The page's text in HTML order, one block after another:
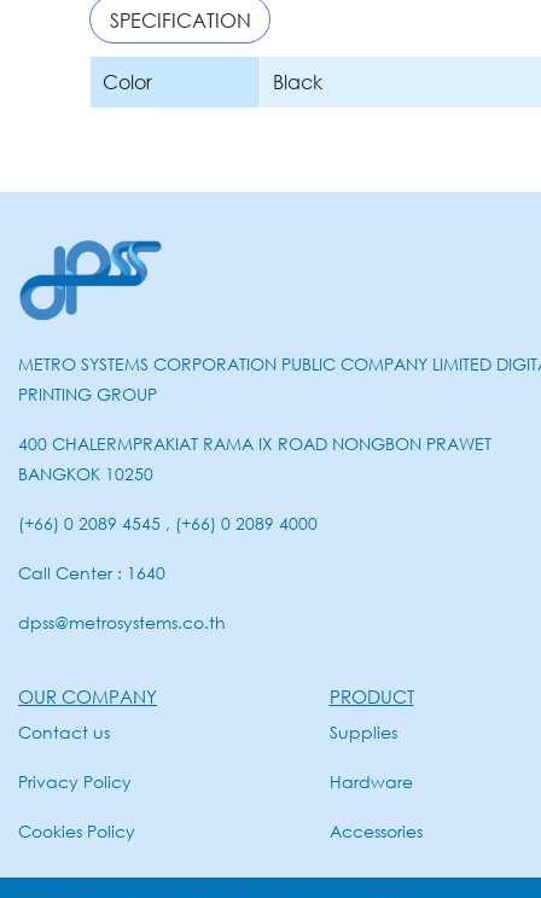
SPECIFICATION
Color Black
METRO SYSTEMS CORPORATION PUBLIC COMPANY LIMITED
PRINTING GROUP
400 CHALERMPRAKIAT RAMA IX ROAD NONGBON PRAWET
BANGKOK 10250
(+66) 0 2089 4545 , (+66) 0 2089 4000
Call Center : 1640
dpss@metrosystems.co.th
OUR COMPANY
Contact us
Privacy Policy
Cookies Policy
PRODUCT
Supplies
Hardware
Accessories